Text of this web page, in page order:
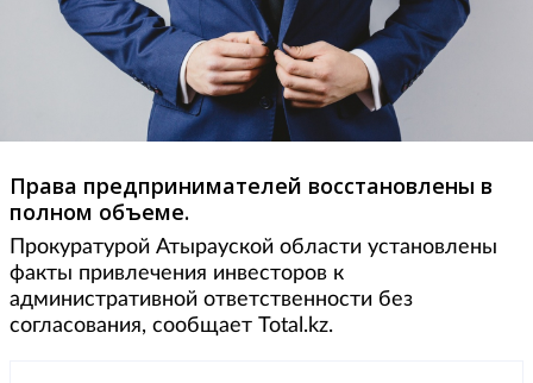
Права предпринимателей восстановлены в
полном объеме.
Прокуратурой Атырауской области установлены
факты привлечения инвесторов к
административной ответственности без
согласования, сообщает Total.kz.